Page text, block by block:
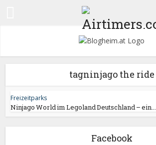
tagninjago the ride
Freizeitparks
Ninjago World im Legoland Deutschland – ein...
Facebook